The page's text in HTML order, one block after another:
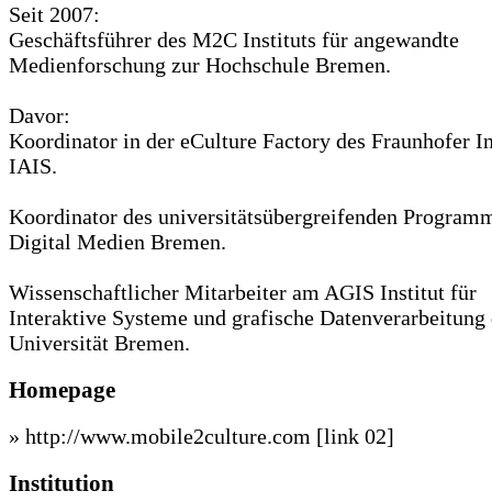
Seit 2007:
Geschäftsführer des M2C Instituts für angewandte
Medienforschung zur Hochschule Bremen.
Davor:
Koordinator in der eCulture Factory des Fraunhofer
IAIS.
Koordinator des universitätsübergreifenden
Digital Medien Bremen.
Wissenschaftlicher Mitarbeiter am AGIS Institut für
Interaktive Systeme und grafische Datenverarbeitung
Universität Bremen.
Homepage
» http://www.mobile2culture.com [link 02]
Institution